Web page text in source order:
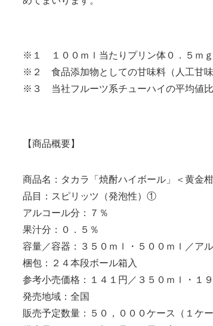
※１ １００ｍｌ当たりプリン体０．５ｍｇ
※２ 食品添加物としての甘味料（人工甘味
※３ 当社フルーツ系チューハイの平均値比
【商品概要】
商品名：タカラ「焼酎ハイボール」＜黄金
品目：スピリッツ（発泡性）①
アルコール分：７％
果汁分：０．５％
容量／容器：３５０ｍｌ・５００ｍｌ／ア
梱包：２４本段ボール箱入
参考小売価格：１４１円／３５０ｍｌ・１
発売地域：全国
販売予定数量：５０，０００ケース（１ケ